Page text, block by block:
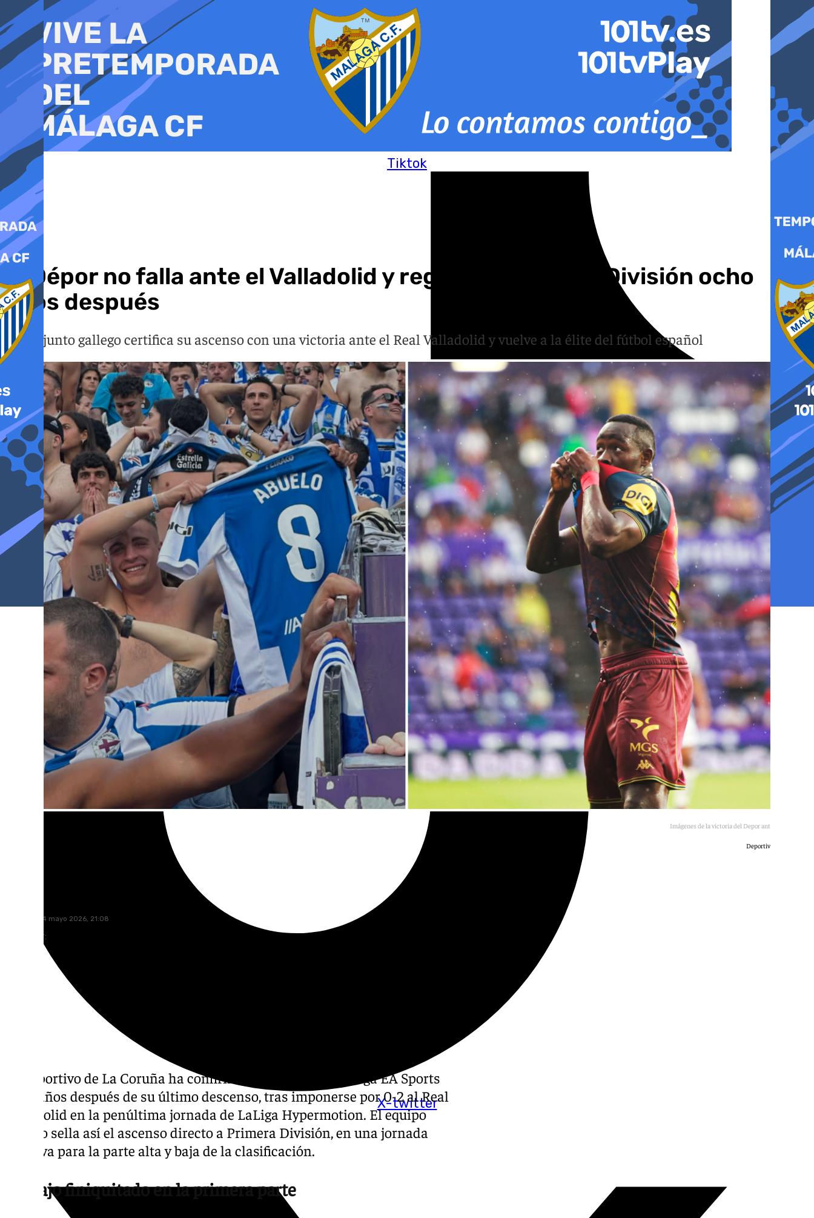
al
contenido
Tiktok
X-twitter
Fútbol
El Dépor no falla ante el Valladolid y regresa a Primera División ocho
años después
El conjunto gallego certifica su ascenso con una victoria ante el Real Valladolid y vuelve a la élite del fútbol español
Imágenes de la victoria del Depor ante el Valladolid
Deportivo de la Coruña
domingo, 24 mayo 2026, 21:08
Compartir:
El Deportivo de La Coruña ha confirmado su regreso a LaLiga EA Sports
ocho años después de su último descenso, tras imponerse por 0-2 al Real
Valladolid en la penúltima jornada de LaLiga Hypermotion. El equipo
gallego sella así el ascenso directo a Primera División, en una jornada
decisiva para la parte alta y baja de la clasificación.
Trabajo finiquitado en la primera parte